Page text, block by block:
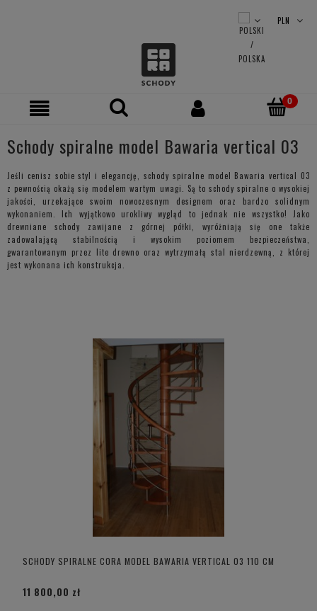
Schody spiralne model Bawaria vertical 03
Jeśli cenisz sobie styl i elegancję, schody spiralne model Bawaria vertical 03
z pewnością okażą się modelem wartym uwagi. Są to schody spiralne o wysokiej
jakości, urzekające swoim nowoczesnym designem oraz bardzo solidnym
wykonaniem. Ich wyjątkowo urokliwy wygląd to jednak nie wszystko! Jako
drewniane schody zawijane z górnej półki, wyróżniają się one także
zadowalającą stabilnością i wysokim poziomem bezpieczeństwa,
gwarantowanym przez lite drewno oraz wytrzymałą stal nierdzewną, z której
jest wykonana ich konstrukcja.
SCHODY SPIRALNE CORA MODEL BAWARIA VERTICAL 03 110 CM
11 800,00 zł